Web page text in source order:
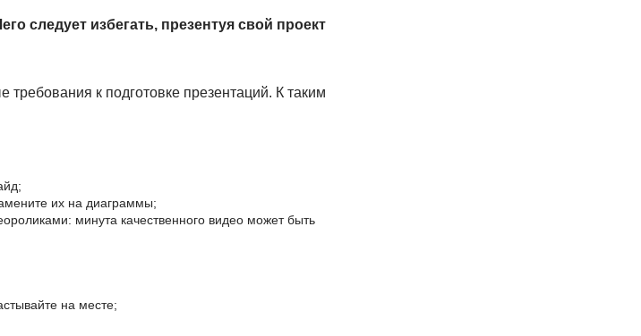
следует избегать, презентуя свой проект
к подготовке презентаций. К таким
их на диаграммы;
минута качественного видео может быть
на месте;